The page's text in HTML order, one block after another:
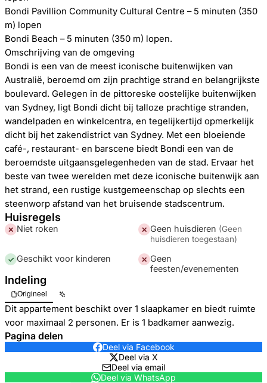
Bondi Pavillion Community Cultural Centre – 5 minuten (350
m) lopen
Bondi Beach – 5 minuten (350 m) lopen.
Omschrijving van de omgeving
Bondi is een van de meest iconische buitenwijken van
Australië, beroemd om zijn prachtige strand en belangrijkste
boulevard. Gelegen in de pittoreske oostelijke buitenwijken
van Sydney, ligt Bondi dicht bij talloze prachtige stranden,
wandelpaden en winkelcentra, en tegelijkertijd opmerkelijk
dicht bij het zakendistrict van Sydney. Met een bloeiende
café-, restaurant- en barscene biedt Bondi een van de
beroemdste uitgaansgelegenheden van de stad. Ervaar het
beste van twee werelden met deze iconische buitenwijk aan
het strand, een rustige kustgemeenschap op slechts een
steenworp afstand van het bruisende stadscentrum.
Huisregels
✕ Niet roken ✕ Geen huisdieren (Geen
huisdieren toegestaan)
✓ Geschikt voor kinderen ✕ Geen
feesten/evenementen
Indeling
Origineel
Dit appartement beschikt over 1 slaapkamer en biedt ruimte
voor maximaal 2 personen. Er is 1 badkamer aanwezig.
Pagina delen
Deel via Facebook
Deel via X
Deel via email
Deel via WhatsApp